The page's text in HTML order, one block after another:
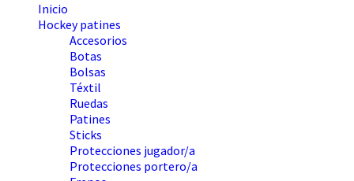
Inicio
Hockey patines
Accesorios
Botas
Bolsas
Téxtil
Ruedas
Patines
Sticks
Protecciones jugador/a
Protecciones portero/a